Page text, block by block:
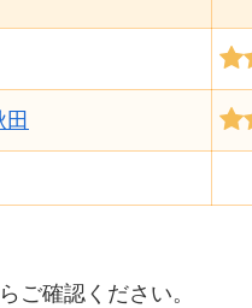
ご確認ください。